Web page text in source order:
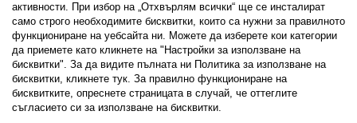
FacebookTwitterYoutubePinterestInstagram
Политика за използване на бисквитки (Cookies)
активности. При избор на „Отхвърлям всички“ ще се инсталират
само строго необходимитe бисквитки, които са нужни за правилното
функциониране на уебсайта ни. Можете да изберете кои категории
да приемете като кликнете на "Настройки за използване на
бисквитки". За да видите пълната ни Политика за използване на
бисквитки, кликнете тук. За правилно функциониране на
бисквитките, опреснете страницата в случай, че оттеглите
съгласието си за използване на бисквитки.